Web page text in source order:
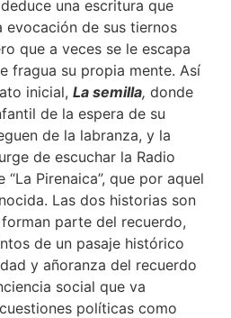
una escritura que
evocación de sus tiernos
que a veces se le escapa
fragua su propia mente. Así
inicial, La semilla, donde
de la espera de su
de la labranza, y la
de escuchar la Radio
“La Pirenaica”, que por aquel
Las dos historias son
parte del recuerdo,
de un pasaje histórico
y añoranza del recuerdo
social que va
políticas como